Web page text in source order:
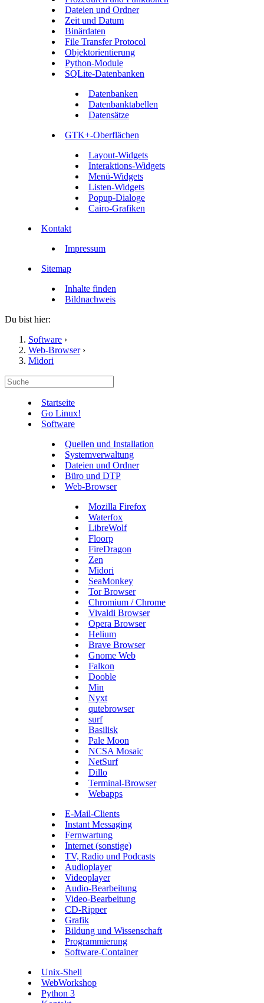
Dateien und Ordner
Zeit und Datum
Binärdaten
File Transfer Protocol
Objektorientierung
Python-Module
SQLite-Datenbanken
Datenbanken
Datenbanktabellen
Datensätze
GTK+-Oberflächen
Layout-Widgets
Interaktions-Widgets
Menü-Widgets
Listen-Widgets
Popup-Dialoge
Cairo-Grafiken
Kontakt
Impressum
Sitemap
Inhalte finden
Bildnachweis
Du bist hier:
Software ›
Web-Browser ›
Midori
Startseite
Go Linux!
Software
Quellen und Installation
Systemverwaltung
Dateien und Ordner
Büro und DTP
Web-Browser
Mozilla Firefox
Waterfox
LibreWolf
Floorp
FireDragon
Zen
Midori
SeaMonkey
Tor Browser
Chromium / Chrome
Vivaldi Browser
Opera Browser
Helium
Brave Browser
Gnome Web
Falkon
Dooble
Min
Nyxt
qutebrowser
surf
Basilisk
Pale Moon
NCSA Mosaic
NetSurf
Dillo
Terminal-Browser
Webapps
E-Mail-Clients
Instant Messaging
Fernwartung
Internet (sonstige)
TV, Radio und Podcasts
Audioplayer
Videoplayer
Audio-Bearbeitung
Video-Bearbeitung
CD-Ripper
Grafik
Bildung und Wissenschaft
Programmierung
Software-Container
Unix-Shell
WebWorkshop
Python 3